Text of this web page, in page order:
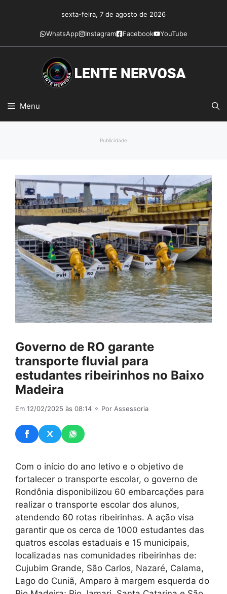
conteúdo
sexta-feira, 7 de agosto de 2026
WhatsApp Instagram Facebook YouTube
Menu
Publicidade
Governo de RO garante
transporte fluvial para
estudantes ribeirinhos no Baixo
Madeira
Em 12/02/2025 às 08:14 ⚬ Por Assessoria
Com o início do ano letivo e o objetivo de
fortalecer o transporte escolar, o governo de
Rondônia disponibilizou 60 embarcações para
realizar o transporte escolar dos alunos,
atendendo 60 rotas ribeirinhas. A ação visa
garantir que os cerca de 1000 estudantes das
quatros escolas estaduais e 15 municipais,
localizadas nas comunidades ribeirinhas de:
Cujubim Grande, São Carlos, Nazaré, Calama,
Lago do Cuniã, Amparo à margem esquerda do